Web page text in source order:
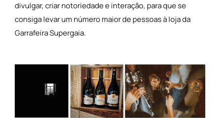
divulgar, criar notoriedade e interação, para que se
consiga levar um número maior de pessoas à loja da
Garrafeira Supergaia.